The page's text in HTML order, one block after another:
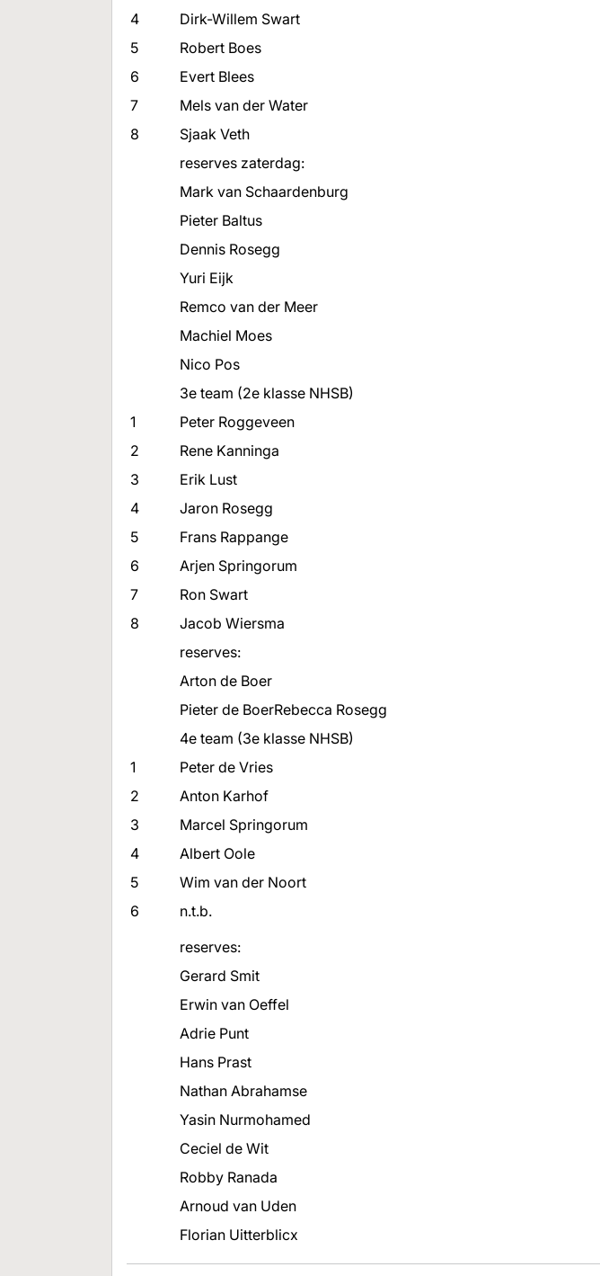
4
Dirk-Willem Swart
5
Robert Boes
6
Evert Blees
7
Mels van der Water
8
Sjaak Veth
reserves zaterdag:
Mark van Schaardenburg
Pieter Baltus
Dennis Rosegg
Yuri Eijk
Remco van der Meer
Machiel Moes
Nico Pos
3e team (2e klasse NHSB)
1
Peter Roggeveen
2
Rene Kanninga
3
Erik Lust
4
Jaron Rosegg
5
Frans Rappange
6
Arjen Springorum
7
Ron Swart
8
Jacob Wiersma
reserves:
Arton de Boer
Pieter de BoerRebecca Rosegg
4e team (3e klasse NHSB)
1
Peter de Vries
2
Anton Karhof
3
Marcel Springorum
4
Albert Oole
5
Wim van der Noort
6
n.t.b.
reserves:
Gerard Smit
Erwin van Oeffel
Adrie Punt
Hans Prast
Nathan Abrahamse
Yasin Nurmohamed
Ceciel de Wit
Robby Ranada
Arnoud van Uden
Florian Uitterblicx